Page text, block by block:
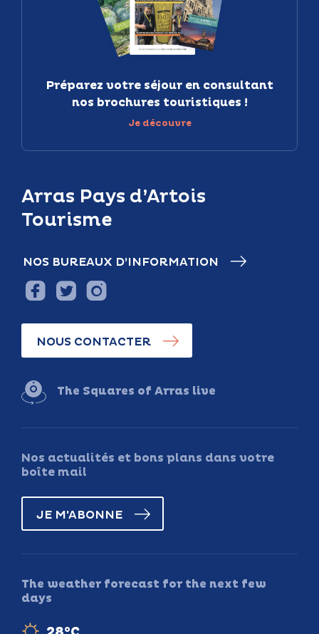
Arras Pays d’Artois
Tourisme
NOS BUREAUX D’INFORMATION
NOUS CONTACTER
The Squares of Arras live
Nos actualités et bons plans dans votre
boîte mail
JE M'ABONNE
The weather forecast for the next few
days
Préparez votre séjour en consultant
nos brochures touristiques !
Je découvre